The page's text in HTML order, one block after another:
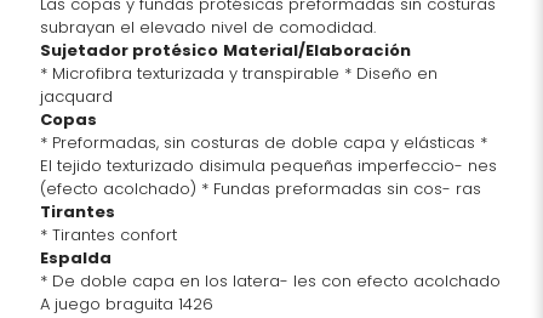
Las copas y fundas protésicas preformadas sin costuras
subrayan el elevado nivel de comodidad.
Sujetador protésico Material/Elaboración
* Microfibra texturizada y transpirable * Diseño en
jacquard
Copas
* Preformadas, sin costuras de doble capa y elásticas *
El tejido texturizado disimula pequeñas imperfeccio- nes
(efecto acolchado) * Fundas preformadas sin cos- ras
Tirantes
* Tirantes confort
Espalda
* De doble capa en los latera- les con efecto acolchado
A juego braguita 1426